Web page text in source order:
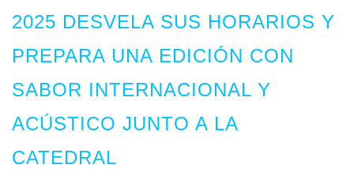
2025 DESVELA SUS HORARIOS Y
PREPARA UNA EDICIÓN CON
SABOR INTERNACIONAL Y
ACÚSTICO JUNTO A LA
CATEDRAL